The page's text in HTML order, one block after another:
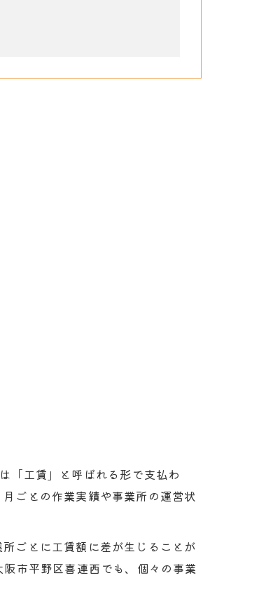
「工賃」と呼ばれる形で支払わ
ごとの作業実績や事業所の運営状
ごとに工賃額に差が生じることが
市平野区喜連西でも、個々の事業